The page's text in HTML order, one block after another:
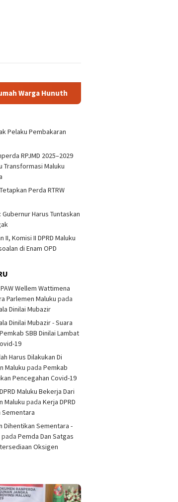
Hunuth Gubernur Serahkan Ranperda
Pelaku Pembakaran
RPJMD 2025–2029
Transformasi Maluku
Perda RTRW
Harus Tuntaskan
II, Komisi II DPRD Maluku
di Enam OPD
Wellem Wattimena
Parlemen Maluku pada
Dinilai Mubazir
Dinilai Mubazir - Suara
Pemkab SBB Dinilai Lambat
19
Harus Dilakukan Di
Maluku padaPemkab
Pencegahan Covid-19
Maluku Bekerja Dari
Maluku padaKerja DPRD
Sementara
Dihentikan Sementara -
padaPemda Dan Satgas
Oksigen